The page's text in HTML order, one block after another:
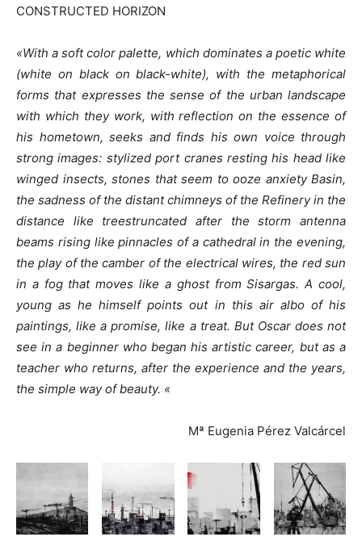
CONSTRUCTED HORIZON
«With a soft color palette, which dominates a poetic white
(white on black on black-white), with the metaphorical
forms that expresses the sense of the urban landscape
with which they work, with reflection on the essence of
his hometown, seeks and finds his own voice through
strong images: stylized port cranes resting his head like
winged insects, stones that seem to ooze anxiety Basin,
the sadness of the distant chimneys of the Refinery in the
distance like treestruncated after the storm antenna
beams rising like pinnacles of a cathedral in the evening,
the play of the camber of the electrical wires, the red sun
in a fog that moves like a ghost from Sisargas. A cool,
young as he himself points out in this air albo of his
paintings, like a promise, like a treat. But Oscar does not
see in a beginner who began his artistic career, but as a
teacher who returns, after the experience and the years,
the simple way of beauty. «
Mª Eugenia Pérez Valcárcel